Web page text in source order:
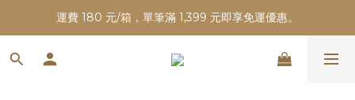
運費 180 元/箱，單筆滿 1,399 元即享免運優惠。